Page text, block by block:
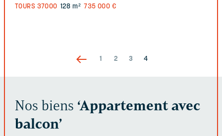
TOURS 37000 128 m² 735 000 €
1 2 3 4
Nos biens ‘Appartement avec
balcon’